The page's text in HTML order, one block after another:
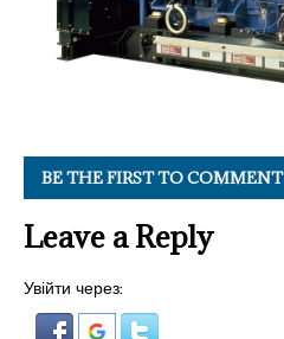
BE THE FIRST TO COMMENT
Leave a Reply
Увійти через: